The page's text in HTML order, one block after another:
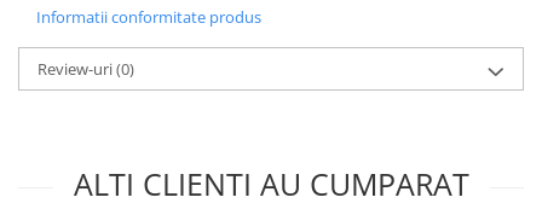
Informatii conformitate produs
Review-uri(0)
ALTI CLIENTI AU CUMPARAT